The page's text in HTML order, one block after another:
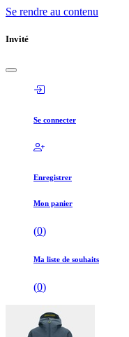
Se rendre au contenu
Invité
Se connecter
Enregistrer
Mon panier
(0)
Ma liste de souhaits
(0)